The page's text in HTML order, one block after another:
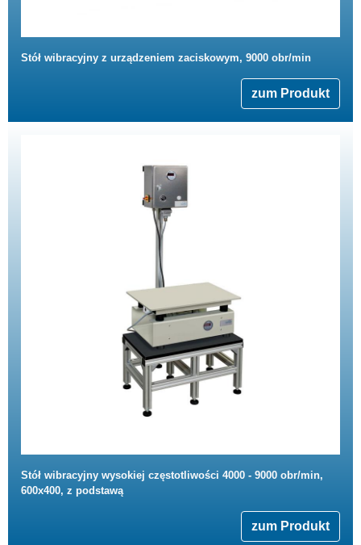
Stół wibracyjny z urządzeniem zaciskowym, 9000 obr/min
zum Produkt
Stół wibracyjny wysokiej częstotliwości 4000 - 9000 obr/min,
600x400, z podstawą
zum Produkt